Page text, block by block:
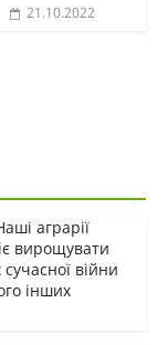
21.10.2022
аграрії
вирощувати
війни
інших